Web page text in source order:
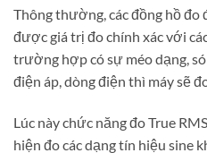
Thông thường, các đồng hồ đo
được giá trị đo chính xác với
trường hợp có sự méo dạng,
điện áp, dòng điện thì máy sẽ
Lúc này chức năng đo True
hiện đo các dạng tín hiệu sine